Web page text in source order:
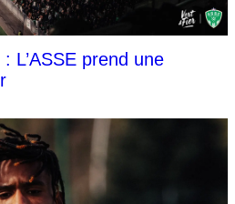
L’ASSE prend une